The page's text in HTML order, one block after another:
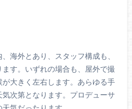
海外とあり、スタッフ構成も、
す。いずれの場合も、屋外で撮
大きく左右します。あらゆる手
次第となります。プロデューサ